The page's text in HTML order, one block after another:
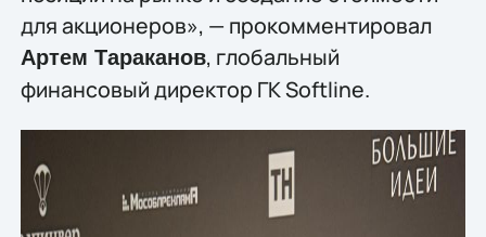
для акционеров», — прокомментировал
Артем Тараканов, глобальный
финансовый директор ГК Softline.